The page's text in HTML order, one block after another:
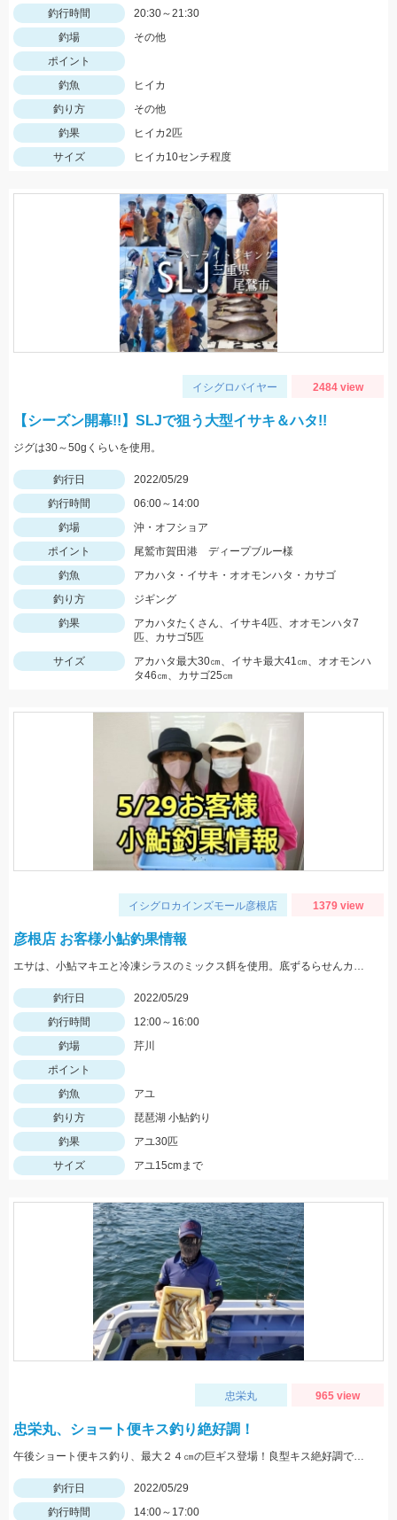
釣行時間
20:30～21:30
釣場
その他
ポイント
釣魚
ヒイカ
釣り方
その他
釣果
ヒイカ2匹
サイズ
ヒイカ10センチ程度
イシグロバイヤー 2484 view
【シーズン開幕!!】SLJで狙う大型イサキ＆ハタ!!
ジグは30～50gくらいを使用。
釣行日
2022/05/29
釣行時間
06:00～14:00
釣場
沖・オフショア
ポイント
尾鷲市賀田港 ディープブルー様
釣魚
アカハタ・イサキ・オオモンハタ・カサゴ
釣り方
ジギング
釣果
アカハタたくさん、イサキ4匹、オオモンハタ7
匹、カサゴ5匹
サイズ
アカハタ最大30㎝、イサキ最大41㎝、オオモンハ
タ46㎝、カサゴ25㎝
イシグロカインズモール彦根店 1379 view
彦根店 お客様小鮎釣果情報
エサは、小鮎マキエと冷凍シラスのミックス餌を使用。底ずるらせんカゴの流し釣りでの釣果です。
釣行日
2022/05/29
釣行時間
12:00～16:00
釣場
芹川
ポイント
釣魚
アユ
釣り方
琵琶湖 小鮎釣り
釣果
アユ30匹
サイズ
アユ15cmまで
忠栄丸 965 view
忠栄丸、ショート便キス釣り絶好調！
午後ショート便キス釣り、最大２４㎝の巨ギス登場！良型キス絶好調です！
釣行日
2022/05/29
釣行時間
14:00～17:00